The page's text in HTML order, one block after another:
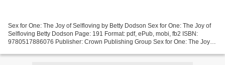
Sex for One: The Joy of Selfloving by Betty Dodson Sex for One: The Joy of
Selfloving Betty Dodson Page: 191 Format: pdf, ePub, mobi, fb2 ISBN:
9780517886076 Publisher: Crown Publishing Group Sex for One: The Joy of